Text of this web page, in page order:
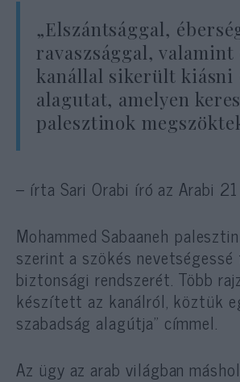
„Elszántsággal,
ravaszsággal, valamint
kanállal sikerült kiásni
alagutat, amelyen
palesztinok
– írta Sari Orabi író az Arabi
Mohammed Sabaaneh
szerint a szökés
biztonsági rendszerét. Több
készített az kanálról, köztük
szabadság alagútja” címmel.
Az ügy az arab világban